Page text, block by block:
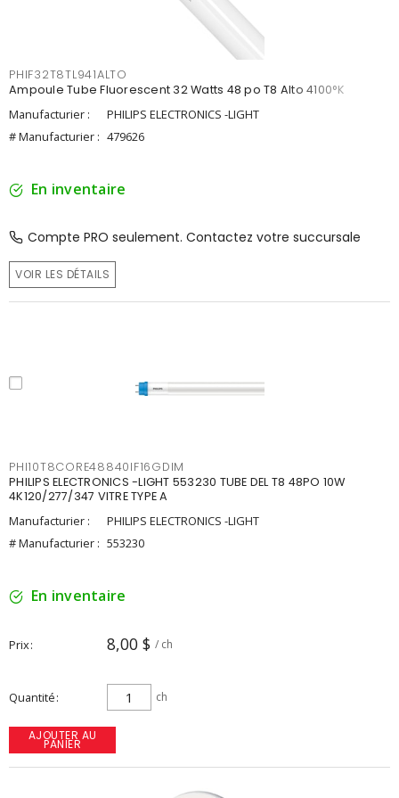
PHIF32T8TL941ALTO
Ampoule Tube Fluorescent 32 Watts 48 po T8 Alto 4100°K
Manufacturier :
PHILIPS ELECTRONICS -LIGHT
# Manufacturier : 479626
En inventaire
Compte PRO seulement. Contactez votre succursale
VOIR LES DÉTAILS
PHI10T8CORE48840IF16GDIM
PHILIPS ELECTRONICS -LIGHT 553230 TUBE DEL T8 48PO 10W
4K120/277/347 VITRE TYPE A
Manufacturier :
PHILIPS ELECTRONICS -LIGHT
# Manufacturier : 553230
En inventaire
Prix 8,00 $ / ch
Quantité ch
AJOUTER AU
PANIER